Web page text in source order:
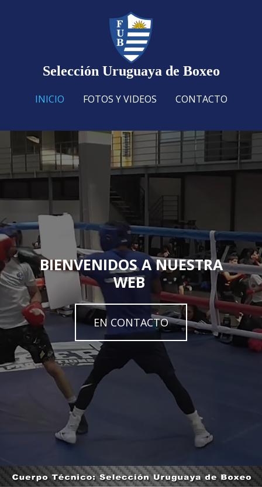
Selección Uruguaya de Boxeo
INICIO FOTOS Y VIDEOS CONTACTO
BIENVENIDOS A NUESTRA
WEB
EN CONTACTO